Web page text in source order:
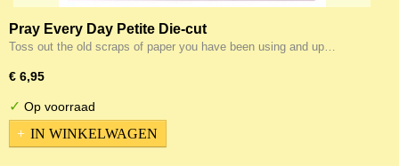
Pray Every Day Petite Die-cut
Toss out the old scraps of paper you have been using and up…
€ 6,95
✓ Op voorraad
IN WINKELWAGEN